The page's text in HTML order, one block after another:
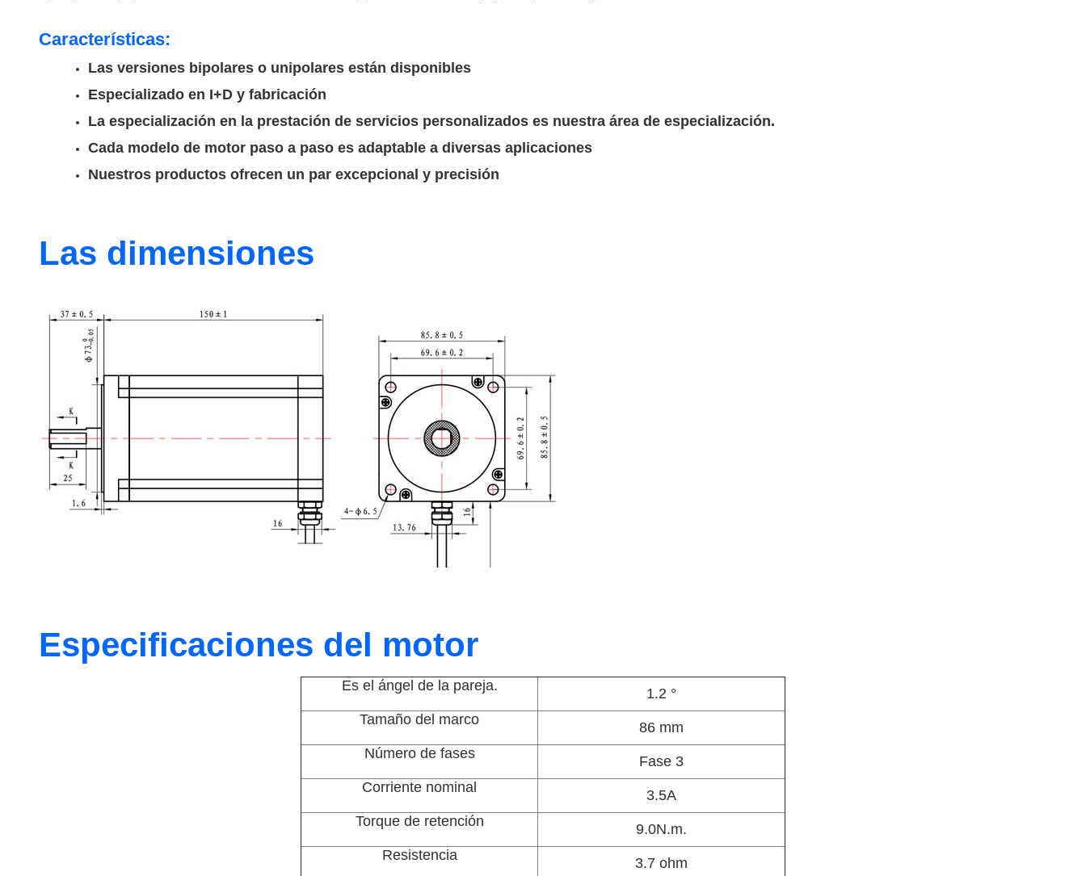
Características:
Las versiones bipolares o unipolares están disponibles
Especializado en I+D y fabricación
La especialización en la prestación de servicios personalizados es nuestra área de especialización.
Cada modelo de motor paso a paso es adaptable a diversas aplicaciones
Nuestros productos ofrecen un par excepcional y precisión
Las dimensiones
Especificaciones del motor
Es el ángel de la pareja.
1.2 °
Tamaño del marco
86 mm
Número de fases
Fase 3
Corriente nominal
3.5A
Torque de retención
9.0N.m.
Resistencia
3.7 ohm